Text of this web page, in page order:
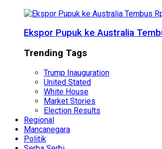
Ekspor Pupuk ke Australia
Trending Tags
Trump Inauguration
United Stated
White House
Market Stories
Election Results
Regional
Mancanegara
Politik